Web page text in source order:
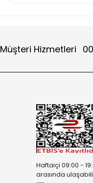
Müşteri Hizmetleri
Haftaiçi 09:00 -
arasında